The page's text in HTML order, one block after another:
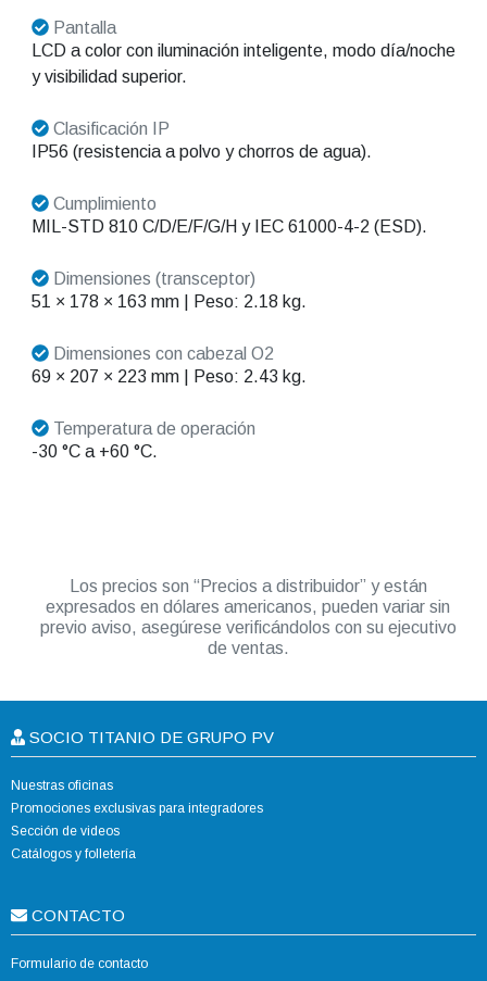
Pantalla
LCD a color con iluminación inteligente, modo día/noche
y visibilidad superior.
Clasificación IP
IP56 (resistencia a polvo y chorros de agua).
Cumplimiento
MIL-STD 810 C/D/E/F/G/H y IEC 61000-4-2 (ESD).
Dimensiones (transceptor)
51 × 178 × 163 mm | Peso: 2.18 kg.
Dimensiones con cabezal O2
69 × 207 × 223 mm | Peso: 2.43 kg.
Temperatura de operación
-30 °C a +60 °C.
Los precios son “Precios a distribuidor” y están
expresados en dólares americanos, pueden variar sin
previo aviso, asegúrese verificándolos con su ejecutivo
de ventas.
SOCIO TITANIO DE GRUPO PV
Nuestras oficinas
Promociones exclusivas para integradores
Sección de videos
Catálogos y folletería
CONTACTO
Formulario de contacto